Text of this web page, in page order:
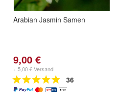
Arabian Jasmin Samen
9,00 €
+ 5,00 € Versand
36